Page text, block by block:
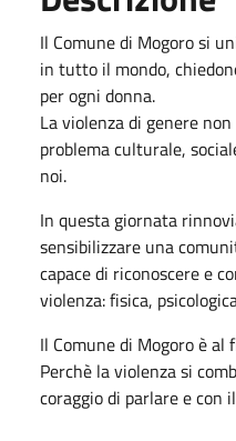
Il Comune di Mogoro si
in tutto il mondo,
per ogni donna.
La violenza di genere
problema culturale,
noi.
In questa giornata
sensibilizzare una
capace di riconoscere e
violenza: fisica,
Il Comune di Mogoro è
Perchè la violenza si
coraggio di parlare e con